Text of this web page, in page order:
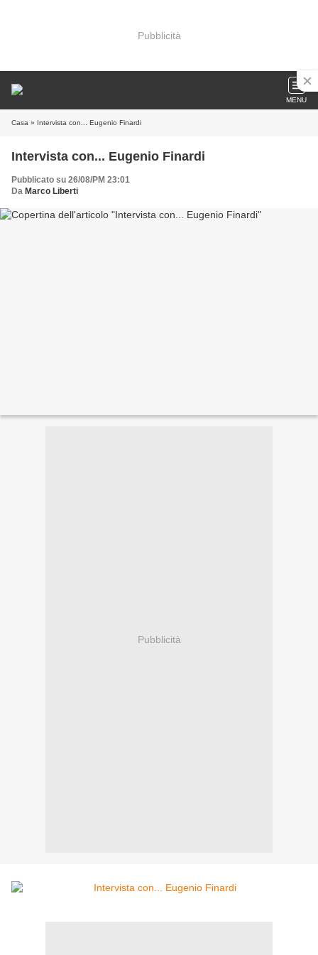
Pubblicità
MENU
Casa » Intervista con... Eugenio Finardi
Intervista con... Eugenio Finardi
Pubblicato su 26/08/PM 23:01
Da Marco Liberti
Pubblicità